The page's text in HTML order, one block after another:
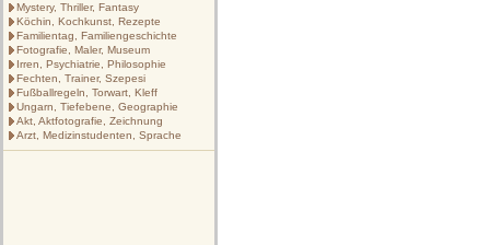
Mystery, Thriller, Fantasy
Köchin, Kochkunst, Rezepte
Familientag, Familiengeschichte
Fotografie, Maler, Museum
Irren, Psychiatrie, Philosophie
Fechten, Trainer, Szepesi
Fußballregeln, Torwart, Kleff
Ungarn, Tiefebene, Geographie
Akt, Aktfotografie, Zeichnung
Arzt, Medizinstudenten, Sprache